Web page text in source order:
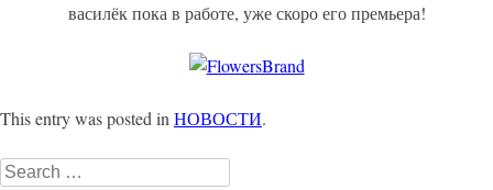
василёк пока в работе, уже скоро его премьера!
This entry was posted in НОВОСТИ.
Search